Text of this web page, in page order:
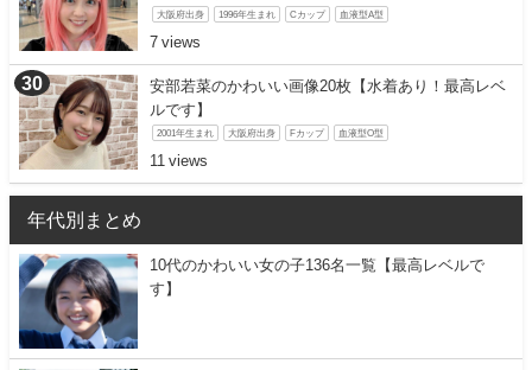
大阪府出身 1996年生まれ Cカップ 血液型A型
7
安部若菜のかわいい画像20枚【水着あり！最高レベ
ルです】
2001年生まれ 大阪府出身 Fカップ 血液型O型
11
年代別まとめ
10代のかわいい女の子136名一覧【最高レベルで
す】